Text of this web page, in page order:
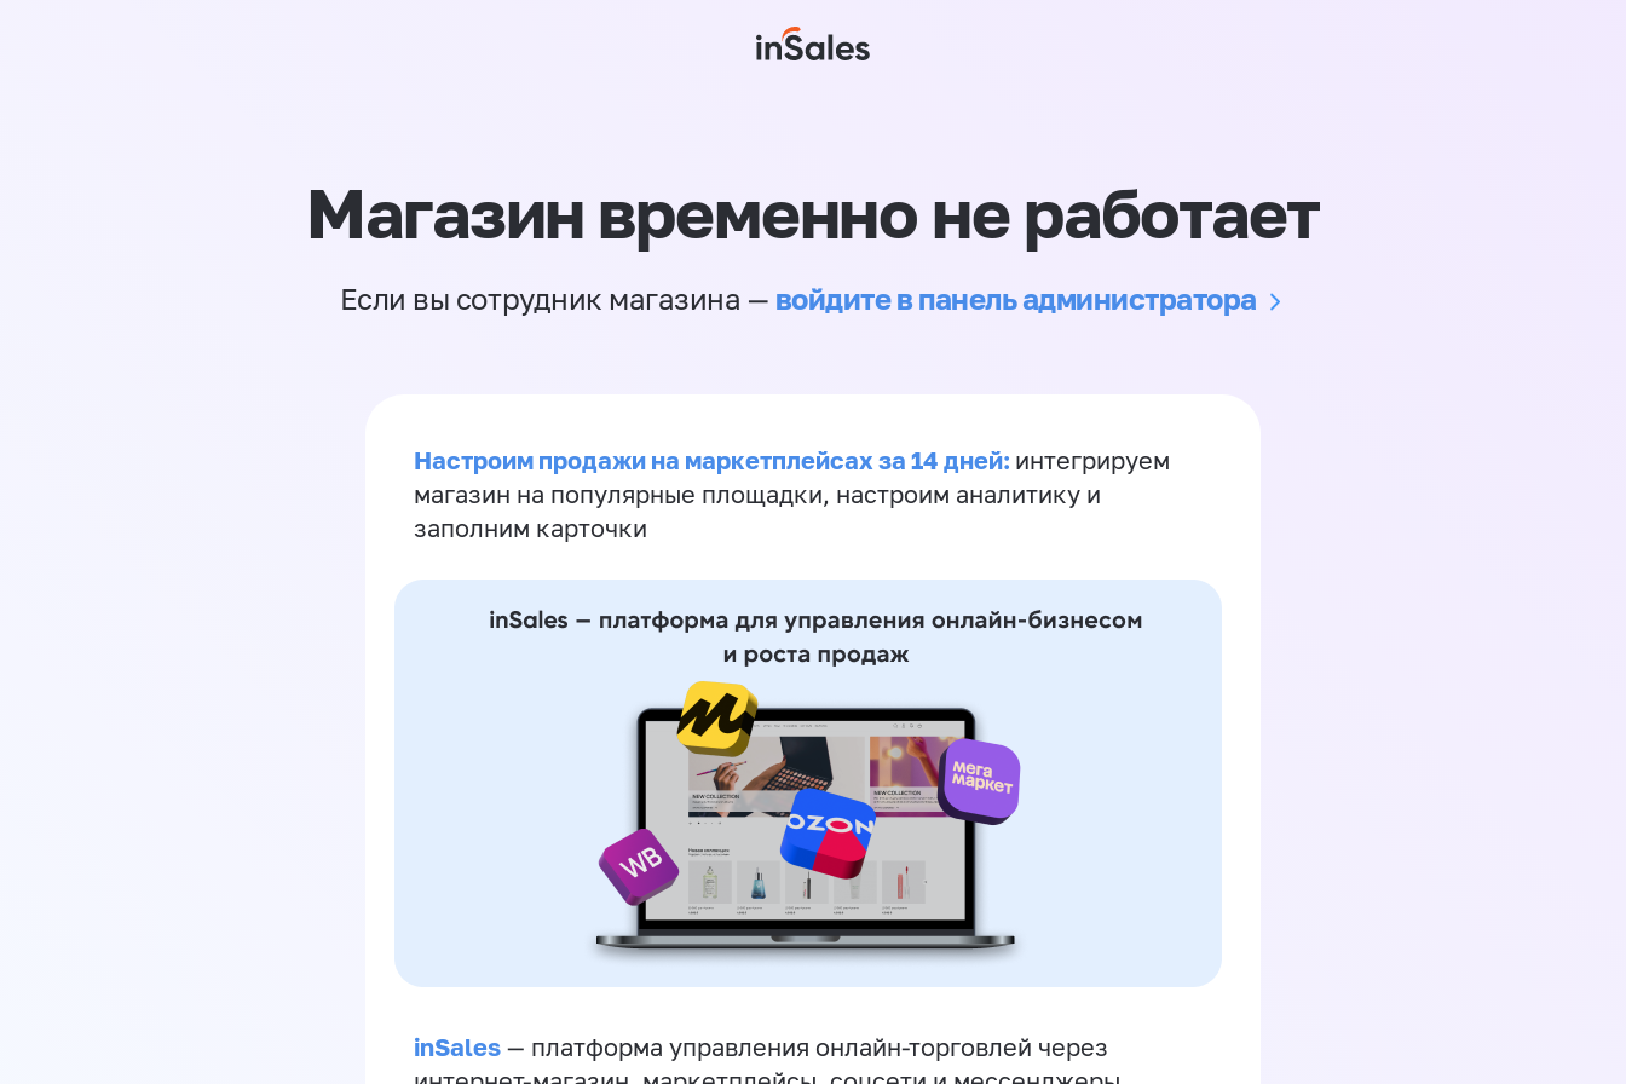
Магазин временно не работает
Если вы сотрудник магазина — войдите в панель администратора
Настроим продажи на маркетплейсах за 14 дней: интегрируем
магазин на популярные площадки, настроим аналитику и
заполним карточки
inSales — платформа управления онлайн-торговлей через